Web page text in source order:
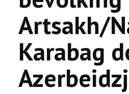
Artsakh/
Karabag